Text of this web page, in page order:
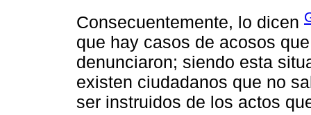
Consecuentemente, lo dicen
que hay casos de acosos
denunciaron; siendo esta
existen ciudadanos que no
ser instruidos de los actos